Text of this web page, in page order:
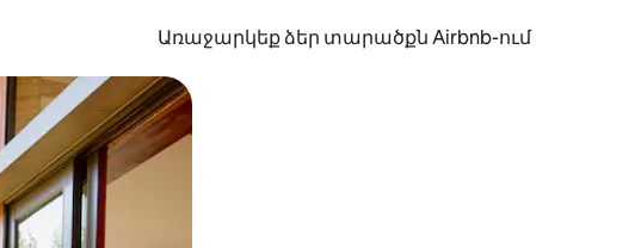
Առաջարկեք ձեր տարածքն Airbnb-ում